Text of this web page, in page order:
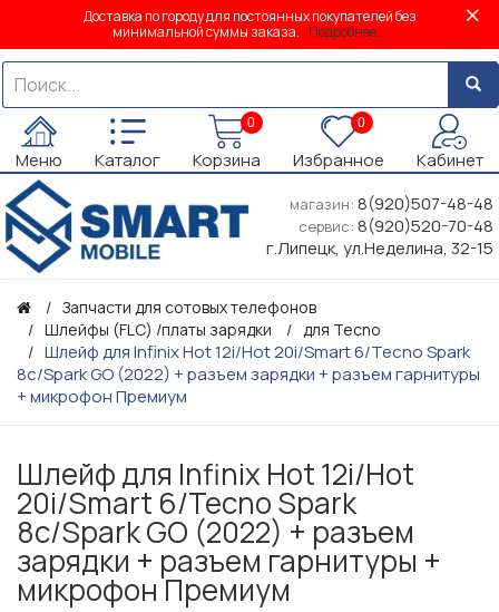
Доставка по городу для постоянных покупателей без
минимальной суммы заказа. Подробнее...
Меню Каталог
0
Корзина
0
Избранное Кабинет
магазин: 8(920)507-48-48
сервис: 8(920)520-70-48
г.Липецк, ул.Неделина, 32-15
Запчасти для сотовых телефонов
Шлейфы (FLC) /платы зарядки
для Tecno
Шлейф для Infinix Hot 12i/Hot 20i/Smart 6/Tecno Spark
8c/Spark GO (2022) + разъем зарядки + разъем гарнитуры
+ микрофон Премиум
Шлейф для Infinix Hot 12i/Hot
20i/Smart 6/Tecno Spark
8c/Spark GO (2022) + разъем
зарядки + разъем гарнитуры +
микрофон Премиум